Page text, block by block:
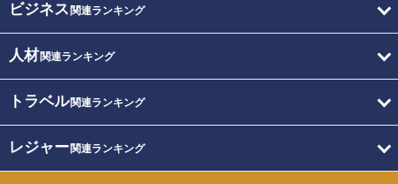
ビジネス 関連ランキング
人材関連ランキング
トラベル関連ランキング
レジャー関連ランキング